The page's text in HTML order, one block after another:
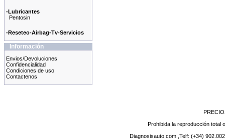
-Lubricantes
Pentosin
-Reseteo-Airbag-Tv-Servicios
Información
Envios/Devoluciones
Confidencialidad
Condiciones de uso
Contactenos
Prohibida la reproducción total
Diagnosisauto.com ,Telf: (+34)